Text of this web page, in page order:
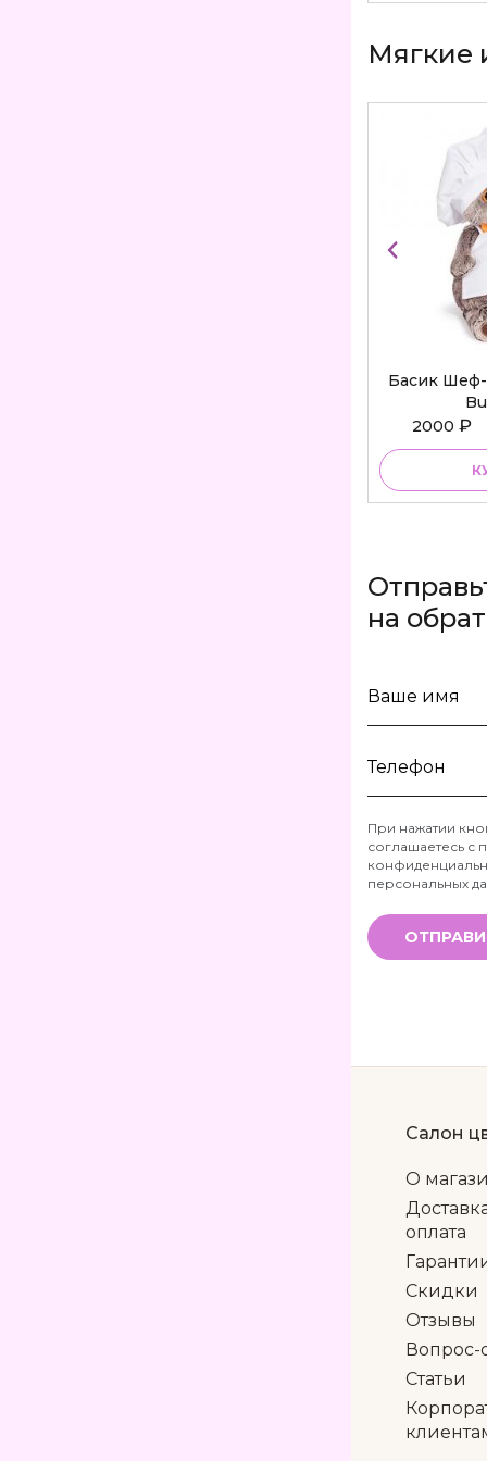
Мягкие
Басик
2000₽
на
Ваше
Телефон
*
При нажатии
соглашаетесь с
персональных
Салон
О
оплата
Скидки
Отзывы
Вопрос-
Статьи